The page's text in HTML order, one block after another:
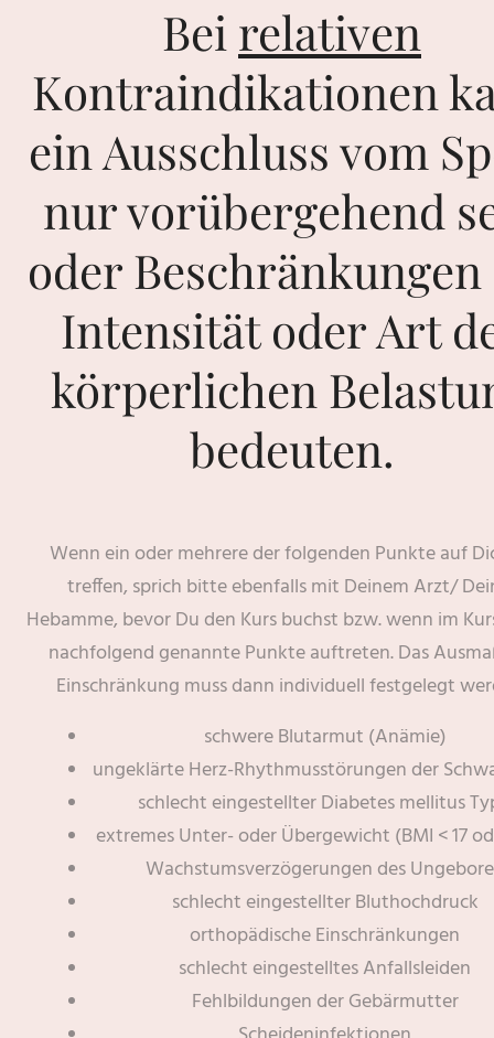
Bei relativen
Kontraindikationen
ein Ausschluss vom
nur vorübergehend
oder
Intensität oder Art
körperlichen
bedeuten.
Wenn ein oder mehrere der folgenden Punkte auf
treffen, sprich bitte ebenfalls mit Deinem Arzt/
Hebamme, bevor Du den Kurs buchst bzw. wenn im
nachfolgend genannte Punkte auftreten. Das
Einschränkung muss dann individuell festgelegt
schwere Blutarmut (Anämie)
ungeklärte Herz-Rhythmusstörungen der
schlecht eingestellter Diabetes mellitus
extremes Unter- oder Übergewicht (BMI < 17
Wachstumsverzögerungen des
schlecht eingestellter Bluthochdruck
orthopädische Einschränkungen
schlecht eingestelltes Anfallsleiden
Fehlbildungen der Gebärmutter